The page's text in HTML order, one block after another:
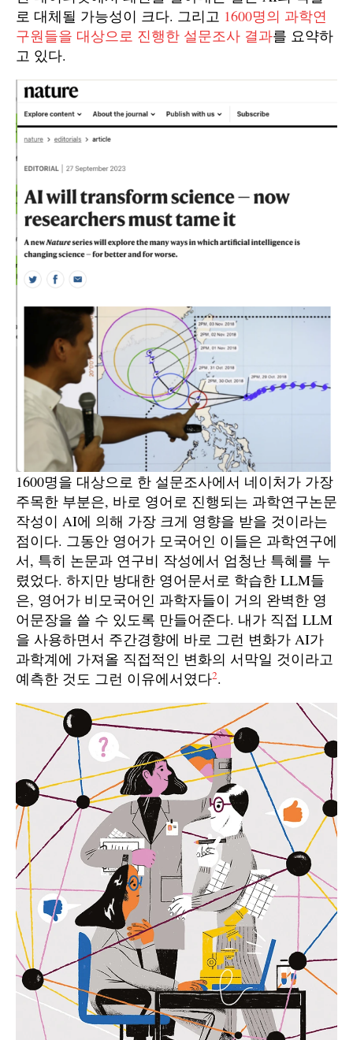
로 대체될 가능성이 크다. 그리고 1600명의 과학연
구원들을 대상으로 진행한 설문조사 결과를 요약하
고 있다.
1600명을 대상으로 한 설문조사에서 네이처가 가장
주목한 부분은, 바로 영어로 진행되는 과학연구논문
작성이 AI에 의해 가장 크게 영향을 받을 것이라는
점이다. 그동안 영어가 모국어인 이들은 과학연구에
서, 특히 논문과 연구비 작성에서 엄청난 특혜를 누
렸었다. 하지만 방대한 영어문서로 학습한 LLM들
은, 영어가 비모국어인 과학자들이 거의 완벽한 영
어문장을 쓸 수 있도록 만들어준다. 내가 직접 LLM
을 사용하면서 주간경향에 바로 그런 변화가 AI가
과학계에 가져올 직접적인 변화의 서막일 것이라고
예측한 것도 그런 이유에서였다2.